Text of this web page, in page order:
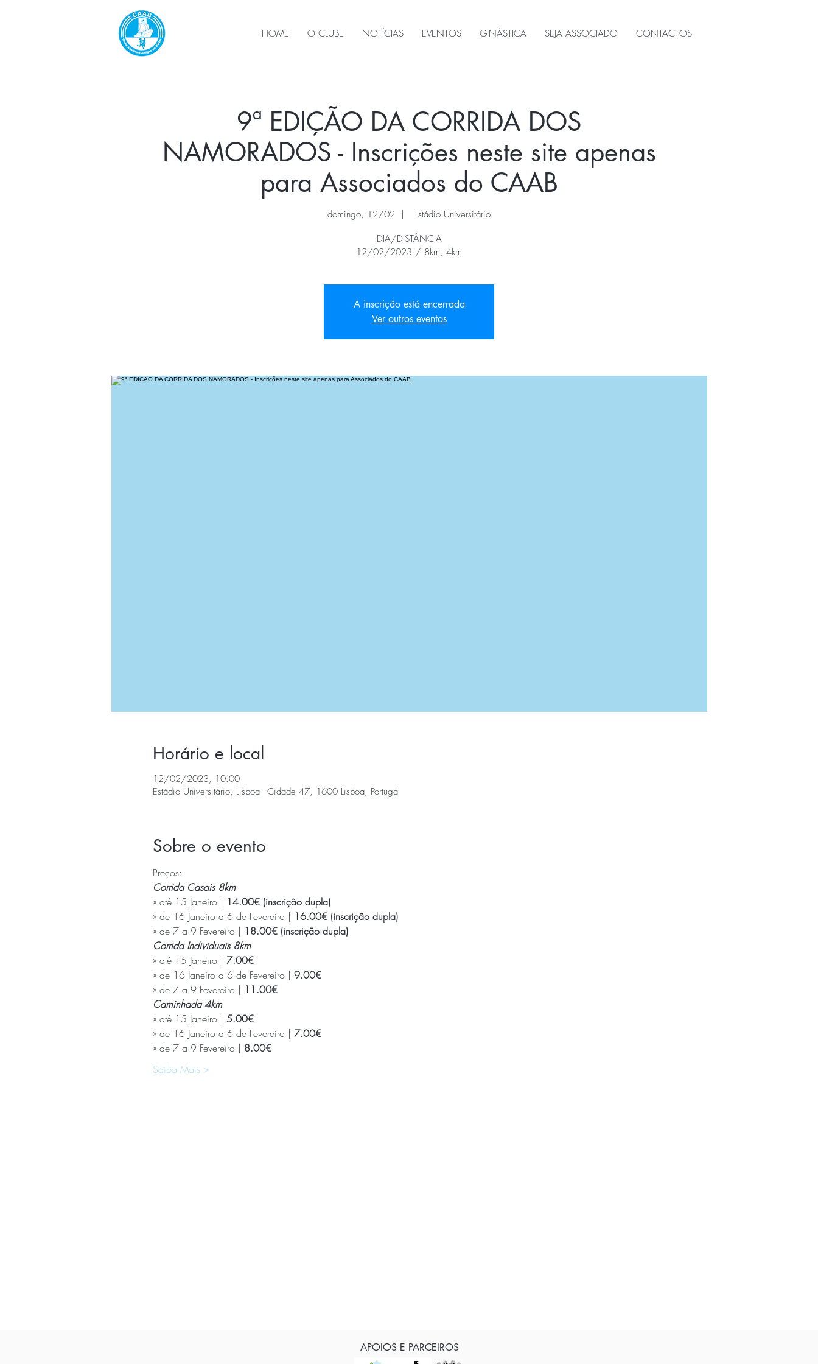
HOME O CLUBE NOTÍCIAS EVENTOS GINÁSTICA SEJA ASSOCIADO CONTACTOS
9ª EDIÇÃO DA CORRIDA DOS
NAMORADOS - Inscrições neste site apenas
para Associados do CAAB
domingo, 12/02
  |
Estádio Universitário
DIA/DISTÂNCIA
12/02/2023 / 8km, 4km
A inscrição está encerrada
Ver outros eventos
Horário e local
12/02/2023, 10:00
Estádio Universitário, Lisboa - Cidade 47, 1600 Lisboa, Portugal
Sobre o evento
Preços:
Corrida Casais 8km
» até 15 Janeiro | 14.00€ (inscrição dupla)
» de 16 Janeiro a 6 de Fevereiro |
16.00€ (inscrição dupla)
» de 7 a 9 Fevereiro | 18.00€ (inscrição dupla)
Corrida Individuais 8km
» até 15 Janeiro | 7.00€
» de 16 Janeiro a 6 de Fevereiro |
9.00€
» de 7 a 9 Fevereiro | 11.00€
Caminhada 4km
» até 15 Janeiro |
5.00€
» de 16 Janeiro a 6 de Fevereiro |
7.00€
» de 7 a 9 Fevereiro | 8.00€
Saiba Mais >
APOIOS E PARCEIROS